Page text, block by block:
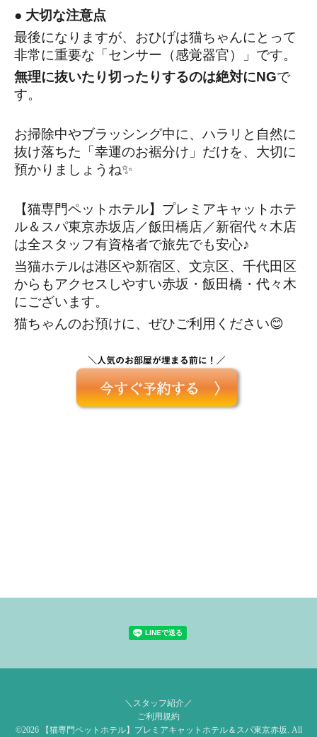
● 大切な注意点
最後になりますが、おひげは猫ちゃんにとって
非常に重要な「センサー（感覚器官）」です。
無理に抜いたり切ったりするのは絶対にNGで
す。
お掃除中やブラッシング中に、ハラリと自然に
抜け落ちた「幸運のお裾分け」だけを、大切に
預かりましょうね✨
【猫専門ペットホテル】プレミアキャットホテ
ル＆スパ東京赤坂店／飯田橋店／新宿代々木店
は全スタッフ有資格者で旅先でも安心♪
当猫ホテルは港区や新宿区、文京区、千代田区
からもアクセスしやすい赤坂・飯田橋・代々木
にございます。
猫ちゃんのお預けに、ぜひご利用ください😊
＼スタッフ紹介／
ご利用規約
©2026
【猫専門ペットホテル】プレミアキャットホテル＆スパ東京赤坂. All